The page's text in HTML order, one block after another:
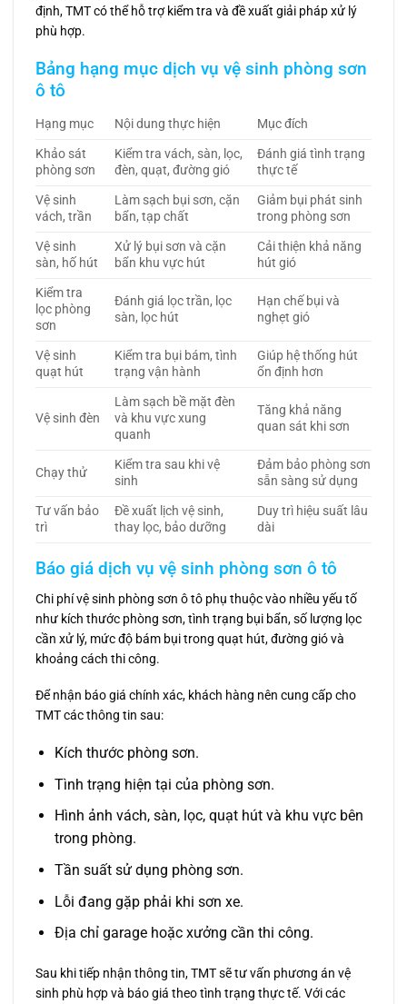
định, TMT có thể hỗ trợ kiểm tra và đề xuất giải pháp xử lý
phù hợp.
Bảng hạng mục dịch vụ vệ sinh phòng sơn
ô tô
Hạng mục Nội dung thực hiện
Mục đích
Khảo sát
phòng sơn
Kiểm tra vách, sàn, lọc,
đèn, quạt, đường gió
Đánh giá tình trạng
thực tế
Vệ sinh
vách, trần
Làm sạch bụi sơn, cặn
bẩn, tạp chất
Giảm bụi phát sinh
trong phòng sơn
Vệ sinh
sàn, hố hút
Xử lý bụi sơn và cặn
bẩn khu vực hút
Cải thiện khả năng
hút gió
Kiểm tra
lọc phòng
sơn
Đánh giá lọc trần, lọc
sàn, lọc hút
Hạn chế bụi và
nghẹt gió
Vệ sinh
quạt hút
Kiểm tra bụi bám, tình
trạng vận hành
Giúp hệ thống hút
ổn định hơn
Vệ sinh đèn
Làm sạch bề mặt đèn
và khu vực xung
quanh
Tăng khả năng
quan sát khi sơn
Chạy thử
Kiểm tra sau khi vệ
sinh
Đảm bảo phòng sơn
sẵn sàng sử dụng
Tư vấn bảo
trì
Đề xuất lịch vệ sinh,
thay lọc, bảo dưỡng
Duy trì hiệu suất lâu
dài
Báo giá dịch vụ vệ sinh phòng sơn ô tô
Chi phí vệ sinh phòng sơn ô tô phụ thuộc vào nhiều yếu tố
như kích thước phòng sơn, tình trạng bụi bẩn, số lượng lọc
cần xử lý, mức độ bám bụi trong quạt hút, đường gió và
khoảng cách thi công.
Để nhận báo giá chính xác, khách hàng nên cung cấp cho
TMT các thông tin sau:
Kích thước phòng sơn.
Tình trạng hiện tại của phòng sơn.
Hình ảnh vách, sàn, lọc, quạt hút và khu vực bên
trong phòng.
Tần suất sử dụng phòng sơn.
Lỗi đang gặp phải khi sơn xe.
Địa chỉ garage hoặc xưởng cần thi công.
Sau khi tiếp nhận thông tin, TMT sẽ tư vấn phương án vệ
sinh phù hợp và báo giá theo tình trạng thực tế. Với các